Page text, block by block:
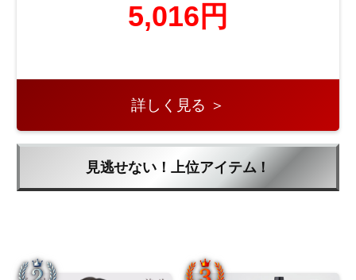
5,016円
詳しく見る ＞
見逃せない！上位アイテム！